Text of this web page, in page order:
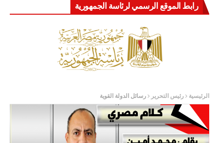
رابط الموقع الرسمي لرئاسة الجمهورية
الرئيسية رئيس التحرير رسائل الدولة القوية